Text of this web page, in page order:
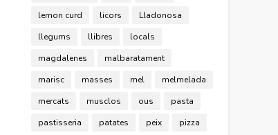
lemon curd
licors
Lladonosa
llegums
llibres
locals
magdalenes
malbaratament
marisc
masses mel
melmelada
mercats
musclos ous
pasta
pastisseria
patates peix
pizza